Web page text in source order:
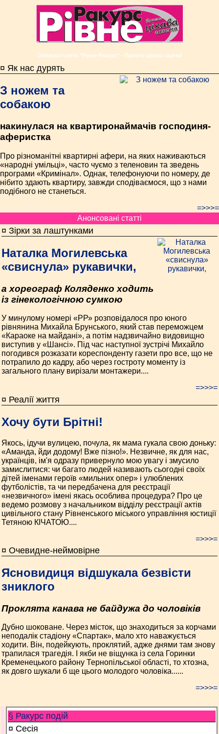
Обласна газета "Рівне-Ракурс" - Просто цікава газета!
¤ Як нас дурять
З ножем та
собакою
накинулася на квартиронаймачів господиня-
аферистка
Про різноманітні квартирні афери, на яких наживаються
«народні умільці», часто чуємо з теленовин та зведень
програми «Кримінал». Однак, телефонуючи по номеру, де
нібито здають квартиру, завжди сподіваємося, що з нами
подібного не станеться.
=>>>=
Анонсовані статті
¤ Зірки за лаштунками
Наталка Могилевська
«свиснула» рукавички,
а хореограф Коляденко ходить
із гінекологічною сумкою
У минулому номері «РР» розповідалося про юного
рівнянина Михайла Брунського, який став переможцем
«Караоке на майдані», а потім надзвичайно видовищно
виступив у «Шансі». Під час наступної зустрічі Михайло
погодився розказати кореспонденту газети про все, що не
потрапило до кадру, або через гостроту моменту із
загального плану вирізали монтажери....
=>>>=
¤ Реалії життя
Хочу бути Брітні!
Якось, ідучи вулицею, почула, як мама гукала свою доньку:
«Аманда, йди додому! Вже пізно!». Незвичне, як для нас,
українців, ім'я одразу привернуло мою увагу і змусило
замислитися: чи багато людей називають сьогодні своїх
дітей іменами героїв «мильних опер» і улюблених
футболістів, та чи передбачена для реєстрації
«незвичного» імені якась особлива процедура? Про це
ведемо розмову з начальником відділу реєстрації актів
цивільного стану Рівненського міського управління юстиції
Тетяною КІЧАТОЮ....
=>>>=
¤ Очевидне-неймовірне
Ясновидиця відшукала безвісти
зниклого
Проклята канава не байдужа до чоловіків
Дубно шоковане. Через місток, що знаходиться за корчами
неподалік стадіону «Спартак», мало хто наважується
ходити. Він, подейкують, проклятий, адже днями там знову
трапилася трагедія. І якби не віщунка із села Горинки
Кременецького району Тернопільської області, то хтозна,
як довго шукали б ще цього молодого чоловіка......
=>>>=
§ Ракурс подій
¤ Сесія